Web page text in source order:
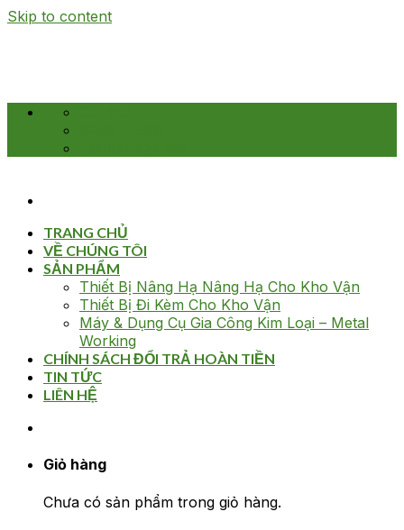
Skip to content
TRANG CHỦ
VỀ CHÚNG TÔI
SẢN PHẨM
Thiết Bị Nâng Hạ Nâng Hạ Cho Kho Vận
Thiết Bị Đi Kèm Cho Kho Vận
Máy & Dụng Cụ Gia Công Kim Loại – Metal
Working
CHÍNH SÁCH ĐỔI TRẢ HOÀN TIỀN
TIN TỨC
LIÊN HỆ
Giỏ hàng
Chưa có sản phẩm trong giỏ hàng.